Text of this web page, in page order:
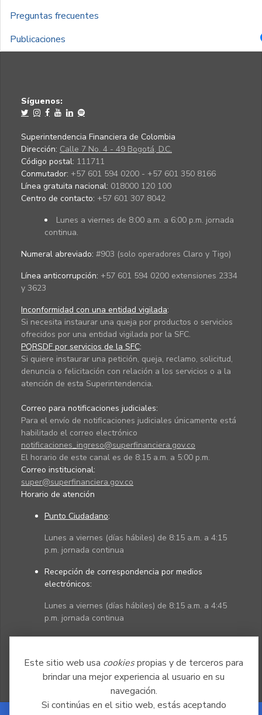
Este sitio web usa cookiespropias y de terceros para
brindar una mejor experiencia al usuario en su
navegación.
Si continúas en el sitio web, estás aceptando
Preguntas frecuentes
Publicaciones
Síguenos:
Superintendencia Financiera de Colombia
Dirección: Calle 7 No. 4 - 49 Bogotá, D.C.
Código postal: 111711
Conmutador: +57 601 594 0200 - +57 601 350 8166
Línea gratuita nacional: 018000 120 100
Centro de contacto: +57 601 307 8042
Lunes a viernes de 8:00 a.m. a 6:00 p.m. jornada
continua.
Numeral abreviado: #903 (solo operadores Claro y Tigo)
Línea anticorrupción: +57 601 594 0200 extensiones 2334
y 3623
Inconformidad con una entidad vigilada:
Si necesita instaurar una queja por productos o servicios
ofrecidos por una entidad vigilada por la SFC.
PQRSDF por servicios de la SFC:
Si quiere instaurar una petición, queja, reclamo, solicitud,
denuncia o felicitación con relación a los servicios o a la
atención de esta Superintendencia.
Correo para notificaciones judiciales:
Para el envío de notificaciones judiciales únicamente está
habilitado el correo electrónico
notificaciones_ingreso@superfinanciera.gov.co
El horario de este canal es de 8:15 a.m. a 5:00 p.m.
Correo institucional:
super@superfinanciera.gov.co
Horario de atención
Punto Ciudadano:
Lunes a viernes (días hábiles) de 8:15 a.m. a 4:15
p.m. jornada continua
Recepción de correspondencia por medios
electrónicos:
Lunes a viernes (días hábiles) de 8:15 a.m. a 4:45
p.m. jornada continua